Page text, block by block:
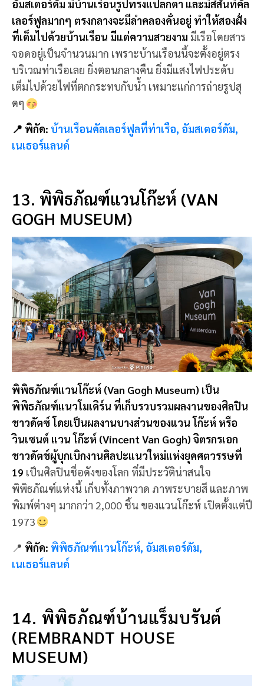
ที่เต็มไปด้วยบ้านเรือน มีแต่ความสวยงามมีเรือโดยสาร
จอดอยู่เป็นจำนวนมาก เพราะบ้านเรือนนี้จะตั้งอยู่ตรง
บริเวณท่าเรือเลย ยิ่งตอนกลางคืน ยิ่งมีแสงไฟประดับ
เต็มไปด้วยไฟที่ตกกระทบกับน้ำ เหมาะแก่การถ่ายรูปสุ
ดๆ
📍 พิกัด:
GOGH MUSEUM)
พิพิธภัณฑ์แวนโก๊ะห์ (Van Gogh Museum) เป็น
พิพิธภัณฑ์แนวโมเดิร์น ที่เก็บรวบรวมผลงานของศิลปิน
ชาวดัตซ์ โดยเป็นผลงานบางส่วนของแวน โก๊ะห์ หรือ
วินเซนต์ แวน โก๊ะห์ (Vincent Van Gogh) จิตรกรเอก
ชาวดัตช์ผู้บุกเบิกงานศิลปะแนวใหม่แห่งยุคศตวรรษที่
19เป็นศิลปินชื่อดังของโลก ที่มีประวัติน่าสนใจ
พิพิธภัณฑ์แห่งนี้ เก็บทั้งภาพวาด ภาพระบายสี และภาพ
พิมพ์ต่างๆ มากกว่า 2,000 ชิ้น ของแวนโก๊ะห์ เปิดตั้งแต่ปี
1973
📍พิกัด:
(REMBRANDT HOUSE
MUSEUM)